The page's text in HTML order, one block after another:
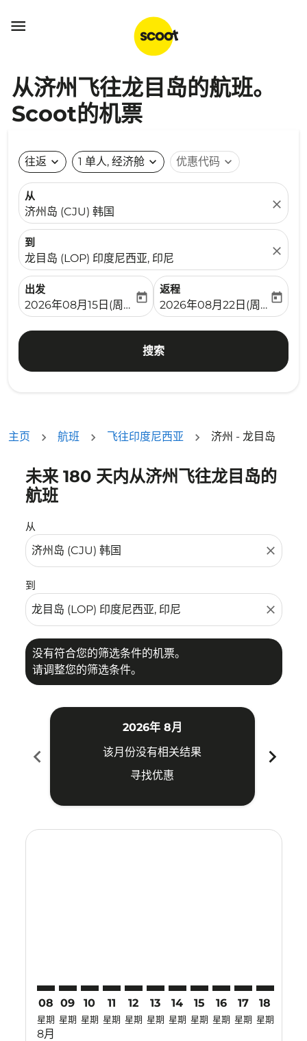

从济州飞往龙目岛的航班。
Scoot的机票
往返 expand_more 1 单人, 经济舱 expand_more 优惠代码 expand_more
从
济州岛 (CJU) 韩国
close
到
龙目岛 (LOP) 印度尼西亚, 印尼
close
出发
fc-booking-departure-date-aria-label
2026年08月15日(周六)
today
返程
fc-booking-return-date-
2026年08月22日(周六)
today
搜索
主页 航班 飞往印度尼西亚 济州 - 龙目岛
未来 180 天内从济州飞往龙目岛的
航班
从
close
到
close
没有符合您的筛选条件的机票。
请调整您的筛选条件。
没有符合您的筛选条件的机票。请调整您的筛选条件。
chevron_left
2026年 8月
该月份没有相关结果
寻找优惠
chevron_right
08
星期
8月
09
星期
10
星期
11
星期
12
星期
13
星期
14
星期
15
星期
16
星期
17
星期
18
星期